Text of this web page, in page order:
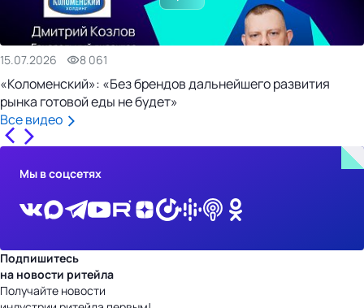
15.07.2026 8 061
«Коломенский»: «Без брендов дальнейшего развития
рынка готовой еды не будет»
Все видео
Мы в соцсетях
Подпишитесь
на новости ритейла
Получайте новости